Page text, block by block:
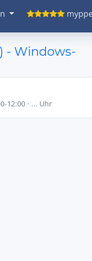
- Windows-
12:00 · ... Uhr